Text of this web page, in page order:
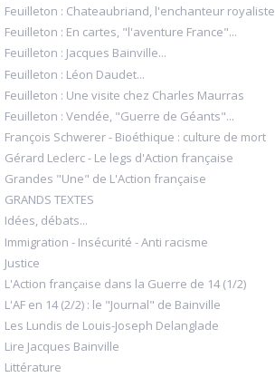
Feuilleton : Chateaubriand, l'enchanteur royaliste
Feuilleton : En cartes, "l'aventure France"...
Feuilleton : Jacques Bainville...
Feuilleton : Léon Daudet...
Feuilleton : Une visite chez Charles Maurras
Feuilleton : Vendée, "Guerre de Géants"...
François Schwerer - Bioéthique : culture de mort
Gérard Leclerc - Le legs d'Action française
Grandes "Une" de L'Action française
GRANDS TEXTES
Idées, débats...
Immigration - Insécurité - Anti racisme
Justice
L'Action française dans la Guerre de 14 (1/2)
L'AF en 14 (2/2) : le "Journal" de Bainville
Les Lundis de Louis-Joseph Delanglade
Lire Jacques Bainville
Littérature